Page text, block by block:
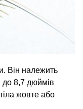
Він належить
до 8,7 дюймів
жовте або